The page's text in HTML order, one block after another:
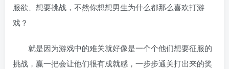
服欲、想要挑战，不然你想想男生为什么都那么喜欢打游
戏？
就是因为游戏中的难关就好像是一个个他们想要征服的
挑战，赢一把会让他们很有成就感，一步步通关打出来的奖